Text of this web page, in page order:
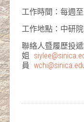
工作時間：每週至
工作地點：中研
聯絡人暨履歷投
姐
員